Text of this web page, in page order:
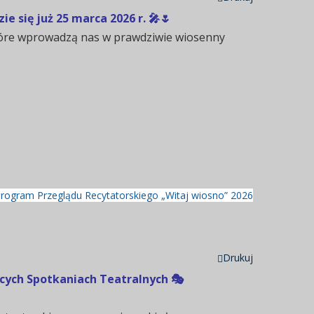
się już 25 marca 2026 r. 🎤🌷
wprowadzą nas w prawdziwie wiosenny
Przeglądu Recytatorskiego „Witaj wiosno” 2026
Drukuj
Spotkaniach Teatralnych 🎭